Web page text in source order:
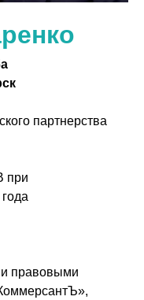
партнерства
при
правовыми